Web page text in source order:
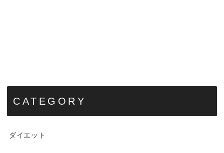
CATEGORY
ダイエット